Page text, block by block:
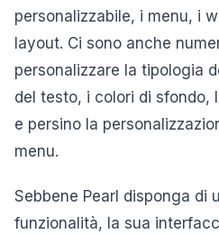
personalizzabile, i menu, i
layout. Ci sono anche
personalizzare la tipologia
del testo, i colori di sfondo,
e persino la
menu.
Sebbene Pearl disponga di
funzionalità, la sua